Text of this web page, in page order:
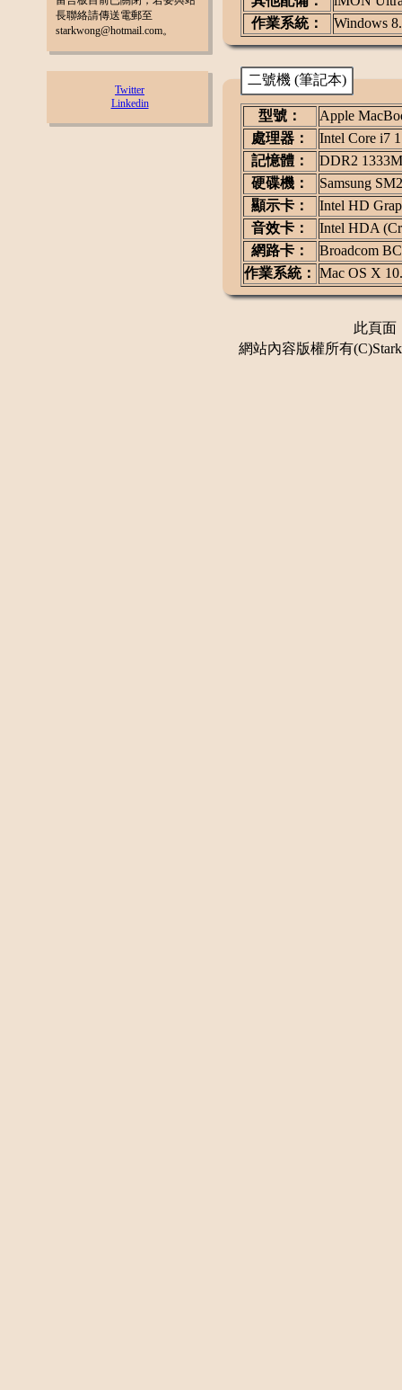
長聯絡請傳送電郵至
starkwong@hotmail.com。
Twitter
Linkedin
作業系統：
Windows
二號機 (筆記本)
型號：
Apple
處理器：
Intel Core i7
記憶體：
DDR2
硬碟機：
Samsung
顯示卡：
Intel HD
音效卡：
Intel HDA
網路卡：
Broadcom
作業系統： Mac OS X
此頁面
網站內容版權所有